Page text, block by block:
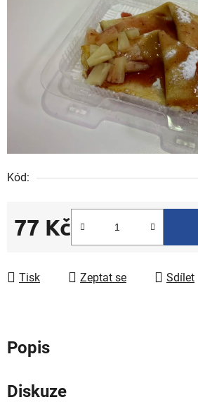
Kód:
77 Kč
Měrná cena:
Tisk Zeptat se Sdílet
Popis
Diskuze